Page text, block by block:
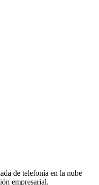
de telefonía en la nube
empresarial.